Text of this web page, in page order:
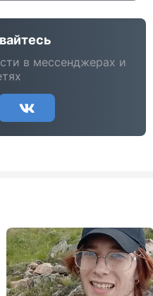
в мессенджерах и